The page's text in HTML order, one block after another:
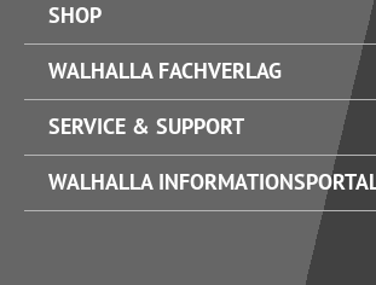
SHOP
WALHALLA FACHVERLAG
SERVICE & SUPPORT
WALHALLA